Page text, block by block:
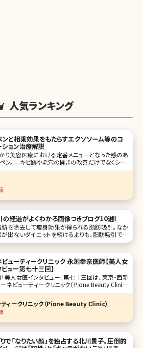
人気ランキング
と相乗効果をもたらすエクソソーム等のコ
ョン治療解説
り美容医療における定番メニューとなった感のあ
ン。 ニキビ跡や毛穴の開きの改善だけでなくシミ・
じわの改善など美肌治療として汎用性があること
スキントラブルの改善治療として多くの方が受け
報をお伝えし
年選択
の経過がよくわかる画像つきブログ10選!
を除去して痩身効果が得られる脂肪吸引。なか
出ないダイエットを続けるよりも、脂肪吸引で手
痩せたいけど、なかなか手術を受ける勇気が出な
科手術です。
ビューティークリニック 永渕幸奈医師【美人女
ュー第七十三回】
美人女医インタビュー」第七十三回は、東京・西新
ネビューティークリニック（Pione Beauty Clinic）
がふち みゆな）先生です。 ピオーネビューテ
ニック（山本晃義院長）は、お顔のたるみやシワなど
グケア、美容皮膚科メニューを中心に、目
ティークリニック（Pione Beauty Clinic）
で「なりたい顔」を独占する北川景子。圧倒的